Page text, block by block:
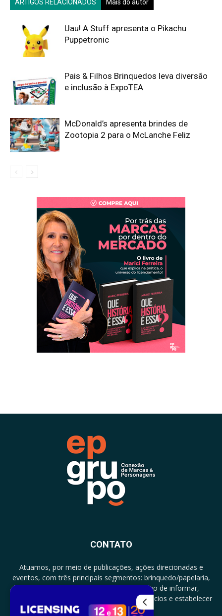
ARTIGOS RELACIONADOS Mais do autor
Uau! A Stuff apresenta o Pikachu
Puppetronic
Pais & Filhos Brinquedos leva diversão
e inclusão à ExpoTEA
McDonald’s apresenta brindes de
Zootopia 2 para o McLanche Feliz
CONTATO
Atuamos, por meio de publicações, ações direcionadas e
eventos, com três principais segmentos: brinquedo/papelaria,
licenciamento e zero a três com a missão de informar,
documentar, proporcionar encontro de negócios e estabelecer
parcerias.